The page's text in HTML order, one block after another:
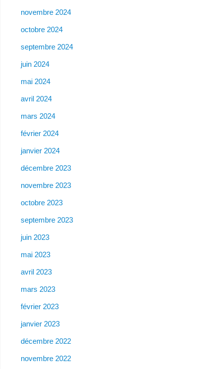
novembre 2024
octobre 2024
septembre 2024
juin 2024
mai 2024
avril 2024
mars 2024
février 2024
janvier 2024
décembre 2023
novembre 2023
octobre 2023
septembre 2023
juin 2023
mai 2023
avril 2023
mars 2023
février 2023
janvier 2023
décembre 2022
novembre 2022